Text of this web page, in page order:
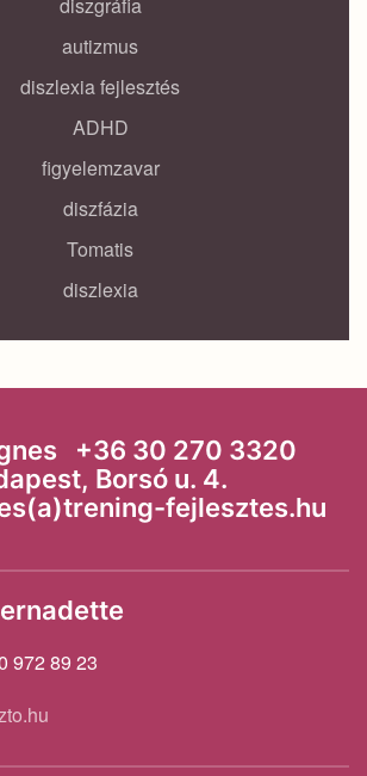
diszgráfia
autizmus
diszlexia fejlesztés
ADHD
figyelemzavar
diszfázia
Tomatis
diszlexia
+36 30 270 3320
Borsó u. 4.
fejlesztes.hu
972 89 23